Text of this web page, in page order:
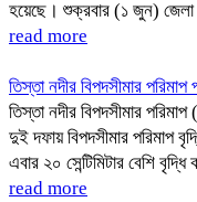
হয়েছে। শুক্রবার (১ জুন)
read more
তিস্তা নদীর বিপদসীমার পরিমাপ
তিস্তা নদীর বিপদসীমার
দুই দফায় বিপদসীমার পরিমাপ
এবার ২০ সেন্টিমিটার বেশি বৃদ্ধি
read more